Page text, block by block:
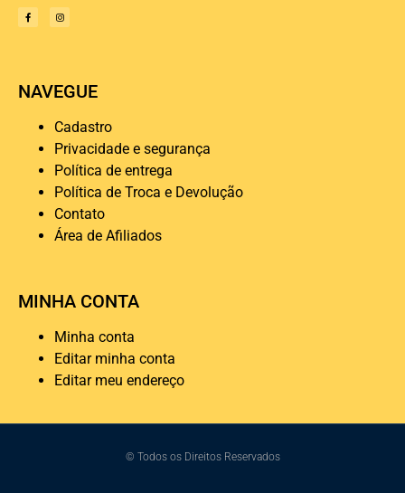
NAVEGUE
Cadastro
Privacidade e segurança
Política de entrega
Política de Troca e Devolução
Contato
Área de Afiliados
MINHA CONTA
Minha conta
Editar minha conta
Editar meu endereço
© Todos os Direitos Reservados